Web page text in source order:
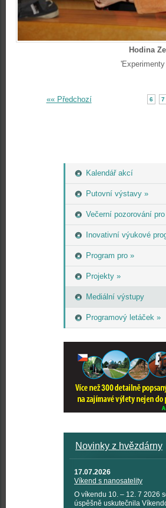
Kalendář akcí
Putovní výstavy »
Večerní pozorování
Inovativní výukové
Program pro »
Projekty »
Mediální výstupy
Programový letáček »
Novinky z hvězdárny
17.07.2026
Víkend s nanosatelity
O víkendu 10. – 12. 7 2026
úspěšně uskutečnila
Hodina
«« Předchozí 6 7